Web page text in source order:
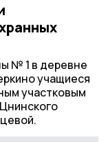
№ 1 в деревне
учащиеся
участковым